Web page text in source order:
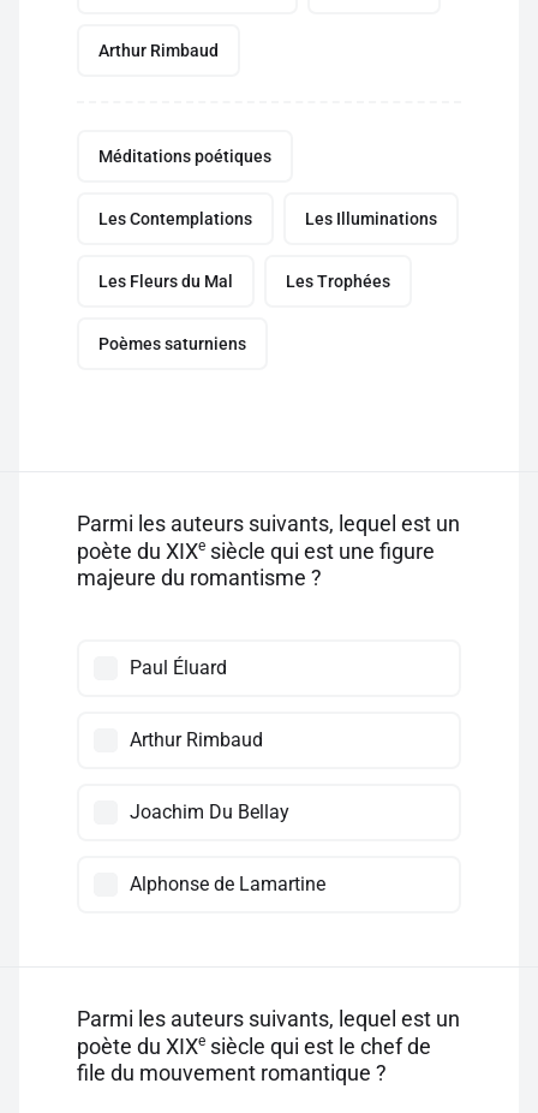
Arthur Rimbaud
Méditations poétiques
Les Contemplations Les Illuminations
Les Fleurs du Mal Les Trophées
Poèmes saturniens
Parmi les auteurs suivants, lequel est un
poète du XIXe siècle qui est une figure
majeure du romantisme ?
Paul Éluard
Arthur Rimbaud
Joachim Du Bellay
Alphonse de Lamartine
Parmi les auteurs suivants, lequel est un
poète du XIXe siècle qui est le chef de
file du mouvement romantique ?